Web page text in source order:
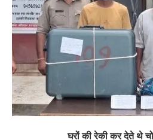
घरों की रेकी कर देते थे